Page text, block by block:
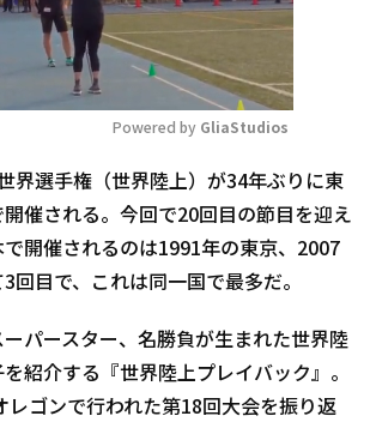
Mute
Powered by GliaStudios
界選手権（世界陸上）が34年ぶりに東
催される。今回で20回目の節目を迎え
開催されるのは1991年の東京、2007
回目で、これは同一国で最多だ。
パースター、名勝負が生まれた世界陸
紹介する『世界陸上プレイバック』。
レゴンで行われた第18回大会を振り返